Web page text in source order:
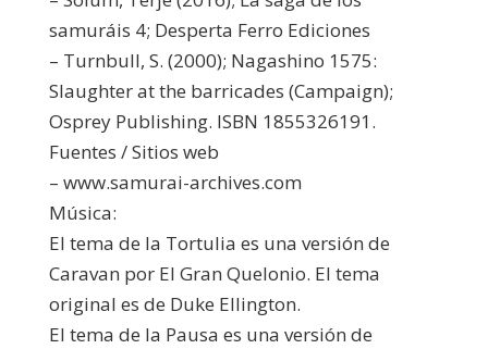
samuráis 4; Desperta Ferro Ediciones
– Turnbull, S. (2000); Nagashino 1575:
Slaughter at the barricades (Campaign);
Osprey Publishing. ISBN 1855326191.
Fuentes / Sitios web
– www.samurai-archives.com
Música:
El tema de la Tortulia es una versión de
Caravan por El Gran Quelonio. El tema
original es de Duke Ellington.
El tema de la Pausa es una versión de